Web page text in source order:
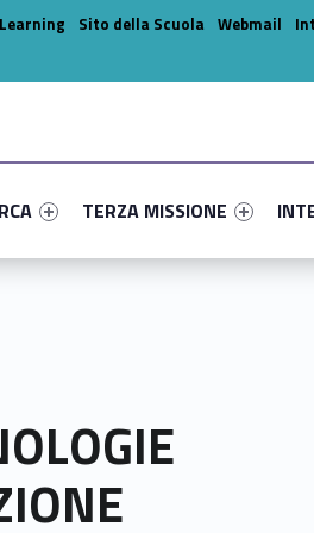
primary-5486-14
#link-menu-primary-70712-31
Link identifier #link-menu-
TERZA MISSIONE
Link
Sito della Scuola Webmail